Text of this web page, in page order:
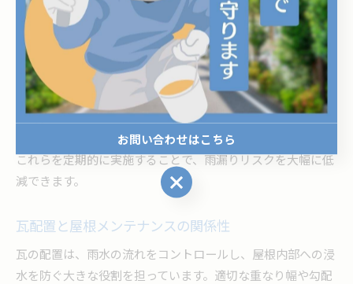
具体的なメンテナンス方法としては、以下のような作業が挙
げられます。
・瓦のずれや割れの補修
・棟瓦や谷部分の漆喰補修
・雨樋の清掃と詰まり除去
・防水シートの確認・交換
これらを定期的に実施することで、雨漏りリスクを大幅に低
減できます。
瓦配置と屋根メンテナンスの関係性
瓦の配置は、雨水の流れをコントロールし、屋根内部への浸
水を防ぐ大きな役割を担っています。適切な重なり幅や勾配
お問い合わせはこちら
お問い合わせはこちら